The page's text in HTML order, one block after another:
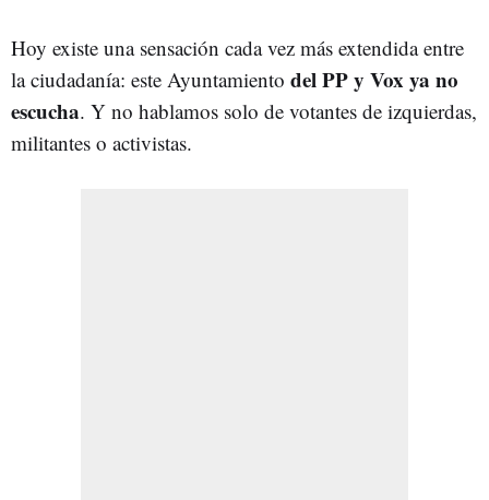
Hoy existe una sensación cada vez más extendida entre
la ciudadanía: este Ayuntamiento del PP y Vox ya no
escucha. Y no hablamos solo de votantes de izquierdas,
militantes o activistas.